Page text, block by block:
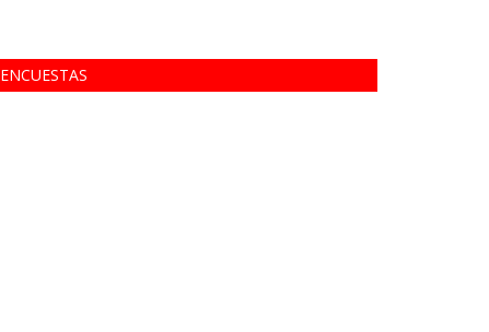
ENCUESTAS